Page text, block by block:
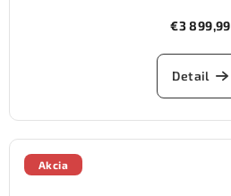
€3 899,99
Detail
Akcia